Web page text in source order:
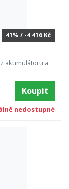
41% / -4 416 Kč
akumulátoru a
Koupit
nedostupné